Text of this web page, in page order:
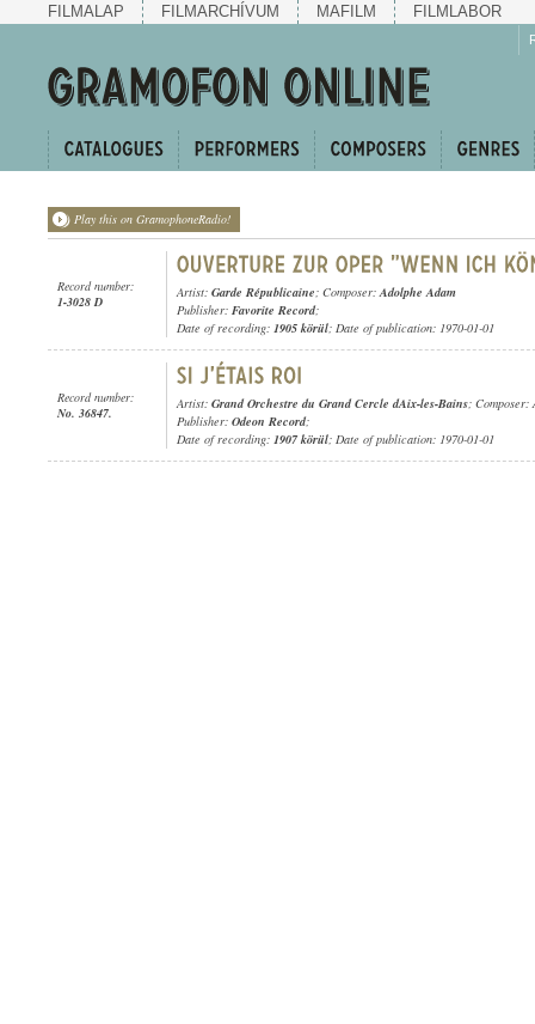
FILMALAP FILMARCHÍVUM MAFILM FILMLABOR
Play this on GramophoneRadio!
Record number:
1-3028 D
Artist: Garde Républicaine; Composer:Adolphe Adam
Publisher: Favorite Record;
Date of recording: 1905 körül; Date of publication: 1970-01-01
Record number:
No. 36847.
Artist: Grand Orchestre du Grand Cercle dAix-les-Bains; Composer:
Publisher: Odeon Record;
Date of recording: 1907 körül; Date of publication: 1970-01-01